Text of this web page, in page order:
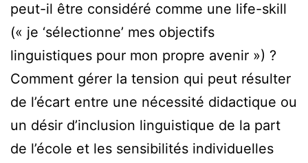
peut-il être considéré comme une life-skill
(« je ‘sélectionne’ mes objectifs
linguistiques pour mon propre avenir ») ?
Comment gérer la tension qui peut résulter
de l’écart entre une nécessité didactique ou
un désir d’inclusion linguistique de la part
de l’école et les sensibilités individuelles